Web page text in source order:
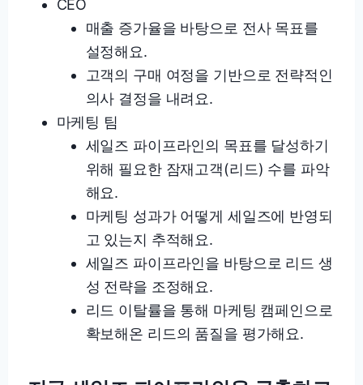
CEO
매출 증가율을 바탕으로 전사 목표를
설정해요.
고객의 구매 여정을 기반으로 전략적인
의사 결정을 내려요.
마케팅 팀
세일즈 파이프라인의 목표를 달성하기
위해 필요한 잠재고객(리드) 수를 파악
해요.
마케팅 성과가 어떻게 세일즈에 반영되
고 있는지 추적해요.
세일즈 파이프라인을 바탕으로 리드 생
성 전략을 조정해요.
리드 이탈률을 통해 마케팅 캠페인으로
확보해온 리드의 품질을 평가해요.